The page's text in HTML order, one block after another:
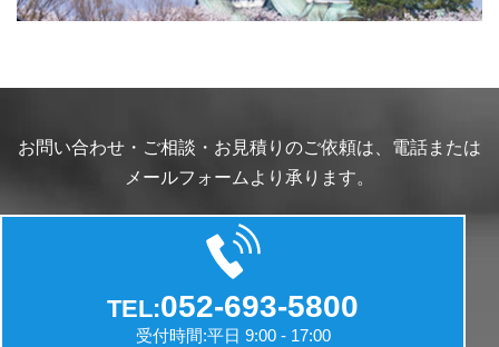
お問い合わせ・ご相談・お見積りのご依頼は、電話または
メールフォームより承ります。
TEL:052-693-5800
受付時間:平日 9:00 - 17:00